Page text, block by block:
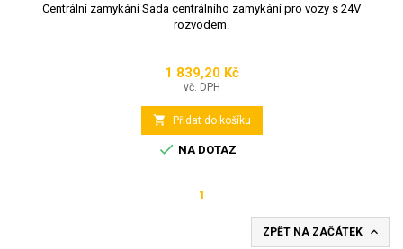
Centrální zamykání Sada centrálního zamykání pro vozy s 24V
rozvodem.
Cena
1 839,20 Kč
vč. DPH
 Přidat do košíku
 NA DOTAZ
1
ZPĚT NA ZAČÁTEK 